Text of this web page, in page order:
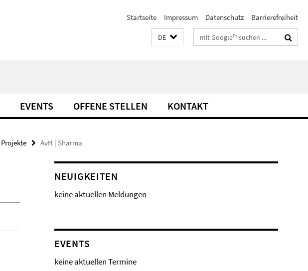
Startseite Impressum Datenschutz Barrierefreiheit
DE Suchbegriffe
EVENTS OFFENE STELLEN KONTAKT
Projekte AvH | Sharma
NEUIGKEITEN
keine aktuellen Meldungen
EVENTS
keine aktuellen Termine